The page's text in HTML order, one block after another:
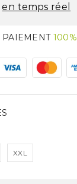
en temps réel
PAIEMENT 100%
XXL